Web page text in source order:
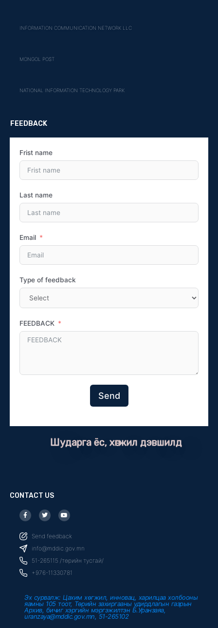
INFORMATION COMMUNICATION NETWORK LLC
MONGOL POST
NATIONAL INFORMATION TECHNOLOGY PARK
FEEDBACK
Frist name
Last name
Email
Type of feedback
FEEDBACK
Send
Шударга ёс, хөгжил дэвшилд
CONTACT US
F
a
c
b
o
o
k
f
T
w
i
t
r
Y
o
u
u
e
Send feedback
info@mddic.gov.mn
51-265115 /төрийн тусгай/
+976-11330781
Эх сурвалж: Цахим хөгжил, инновац, харилцаа холбооны
яамны 105 тоот, Төрийн захиргааны удирдлагын газрын
Архив, бичиг хэргийн мэргэжилтэн Б.Уранзаяа,
uranzaya@mddic.gov.mn, 51-265102